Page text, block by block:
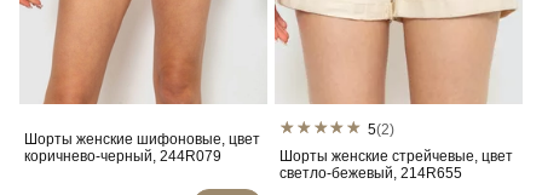
Шорты женские шифоновые, цвет
коричнево-черный, 244R079
5(2)
Шорты женские стрейчевые, цвет
светло-бежевый, 214R655